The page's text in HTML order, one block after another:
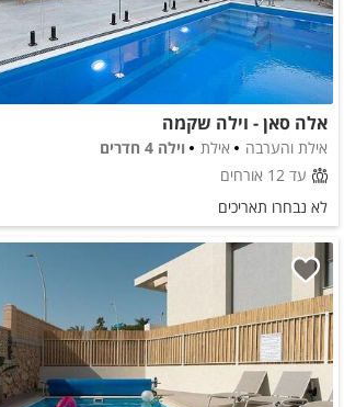
אלה סאן - וילה שקמה
אילת והערבה אילת
וילה 4 חדרים
עד 12 אורחים
לא נבחרו תאריכים